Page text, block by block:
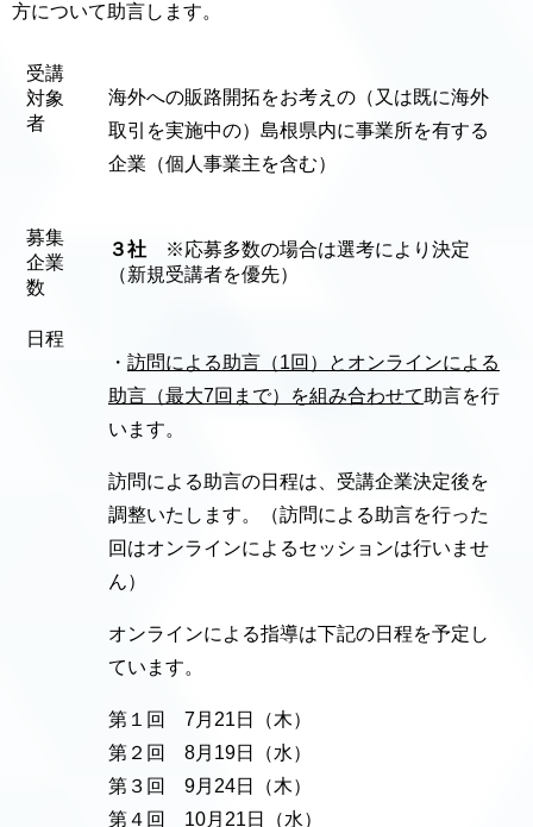
方について助言します。
受講
対象
者
海外への販路開拓をお考えの（又は既に海外
取引を実施中の）島根県内に事業所を有する
企業（個人事業主を含む）
募集
企業
数
３社
※応募多数の場合は選考により決定
（新規受講者を優先）
日程
・ 訪問による助言（1回）とオンラインによる
助言（最大7回まで）を組み合わせて 助言を行
います。
訪問による助言の日程は、受講企業決定後を
調整いたします。（訪問による助言を行った
回はオンラインによるセッションは行いませ
ん）
オンラインによる指導は下記の日程を予定し
ています。
第１回 7月21日（木）
第２回 8月19日（水）
第３回 9月24日（木）
第４回 10月21日（水）